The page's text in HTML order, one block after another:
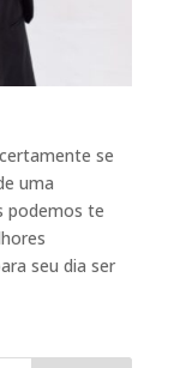
se
uma
podemos te
seu dia ser